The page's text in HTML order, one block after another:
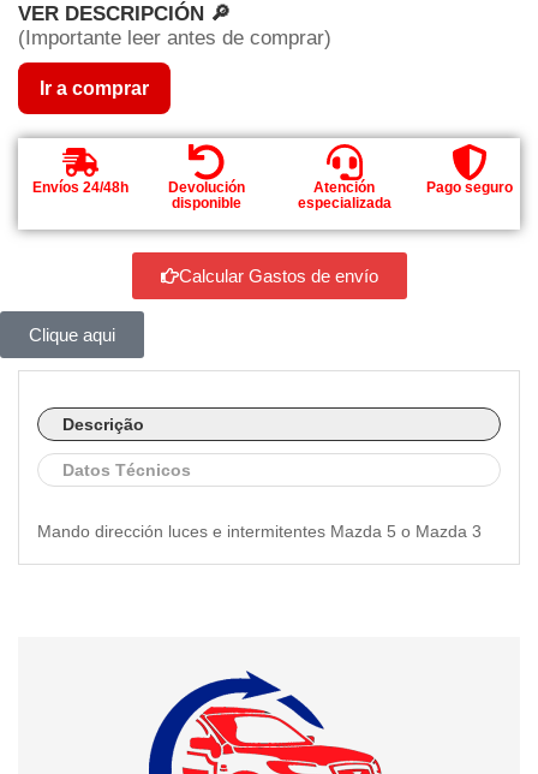
VER DESCRIPCIÓN 🔎
(Importante leer antes de comprar)
Ir a comprar
Envíos 24/48h
Devolución
disponible
Atención
especializada
Pago seguro
Calcular Gastos de envío
Clique aqui
Descrição
Datos Técnicos
Mando dirección luces e intermitentes Mazda 5 o Mazda 3